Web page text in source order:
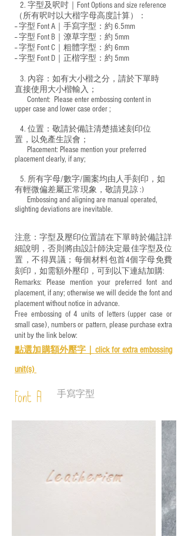
2. 字型及呎吋｜ Font Options and size reference
（所有呎吋以大楷字母高度計算）：
-- 字型 Font A｜手寫字型：約 6.5mm
-- 字型 Font B｜潦草字型： 約 5mm
-- 字型 Font C｜粗體字型：約 6mm
-- 字型 Font D｜正楷字型： 約 5mm
3. 內容：如有大小楷之分，請於下單時
直接使用大小楷輸入；
​ Content: Please enter embossing content in
upper case and lower case order ;
4. 位置：敬請於備註清楚描述刻印位
置，以免產生誤會；
​ Placement: Please mention your preferred
placement clearly, if any;
5. 所有字母/數字/圖案均由人手刻印，如
有輕微偏差屬正常現象，敬請見諒 :)
​ Embossing and aligning are manual operated,
slighting deviations are inevitable.
注意：字型及壓印位置請在下單時於備註詳
細說明，否則將由設計師決定最佳字型及位
置，不得異議；每個材料包首4個字母免費
刻印，如需額外壓印，可到以下連結加購:
Remarks: Please mention your preferred font and
placement, if any; otherwise we will decide the font and
placement without notice in advance.
Free embossing of 4 units of letters (upper case or
small case), numbers or pattern, please purchase extra
unit by the link below:
點選加購額外壓字｜ click for extra embossing
unit(s)
Font A 手寫字型